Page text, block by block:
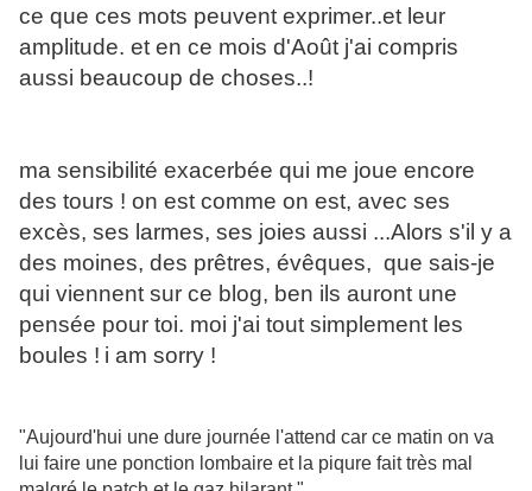
ce que ces mots peuvent exprimer..et leur
amplitude. et en ce mois d'Août j'ai compris
aussi beaucoup de choses..!
ma sensibilité exacerbée qui me joue encore
des tours ! on est comme on est, avec ses
excès, ses larmes, ses joies aussi ...Alors s'il y a
des moines, des prêtres, évêques, que sais-je
qui viennent sur ce blog, ben ils auront une
pensée pour toi. moi j'ai tout simplement les
boules ! i am sorry !
"Aujourd'hui une dure journée l'attend car ce matin on va
lui faire une ponction lombaire et la piqure fait très mal